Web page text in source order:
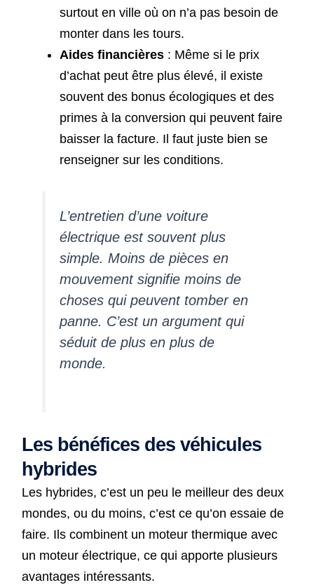
surtout en ville où on n’a pas besoin de
monter dans les tours.
Aides financières: Même si le prix
d’achat peut être plus élevé, il existe
souvent des bonus écologiques et des
primes à la conversion qui peuvent faire
baisser la facture. Il faut juste bien se
renseigner sur les conditions.
L’entretien d’une voiture
électrique est souvent plus
simple. Moins de pièces en
mouvement signifie moins de
choses qui peuvent tomber en
panne. C’est un argument qui
séduit de plus en plus de
monde.
Les bénéfices des véhicules
hybrides
Les hybrides, c’est un peu le meilleur des deux
mondes, ou du moins, c’est ce qu’on essaie de
faire. Ils combinent un moteur thermique avec
un moteur électrique, ce qui apporte plusieurs
avantages intéressants.